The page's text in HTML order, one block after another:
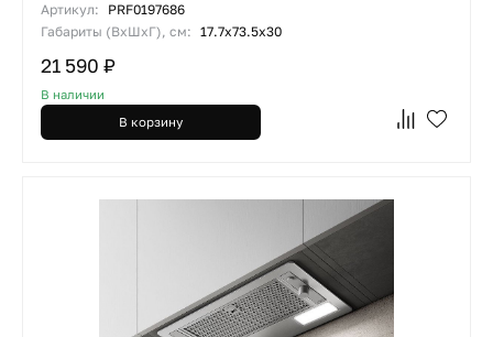
Артикул:
PRF0197686
Габариты (ВхШхГ), см: 17.7x73.5x30
21 590 ₽
В наличии
В корзину